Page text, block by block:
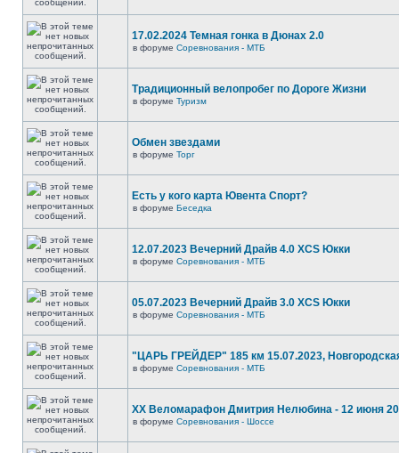
17.02.2024 Темная гонка в Дюнах 2.0
в форуме Соревнования - МТБ
Традиционный велопробег по Дороге Жизни
в форуме Туризм
Обмен звездами
в форуме Торг
Есть у кого карта Ювента Спорт?
в форуме Беседка
12.07.2023 Вечерний Драйв 4.0 XCS Юкки
в форуме Соревнования - МТБ
05.07.2023 Вечерний Драйв 3.0 XCS Юкки
в форуме Соревнования - МТБ
"ЦАРЬ ГРЕЙДЕР" 185 км 15.07.2023,
в форуме Соревнования - МТБ
XX Веломарафон Дмитрия Нелюбина - 12 июня
в форуме Соревнования - Шоссе